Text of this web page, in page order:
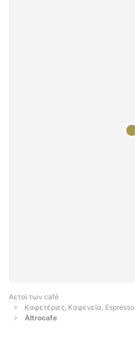
Αετοί των café
Καφετέριες, Καφενεία,
Altrocafe